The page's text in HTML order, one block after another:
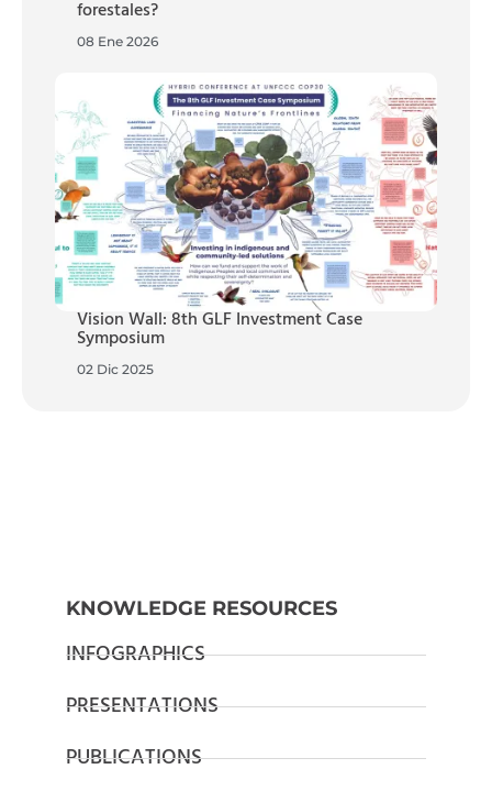
forestales?
08 Ene 2026
Vision Wall: 8th GLF Investment Case
Symposium
02 Dic 2025
KNOWLEDGE RESOURCES
INFOGRAPHICS
PRESENTATIONS
PUBLICATIONS